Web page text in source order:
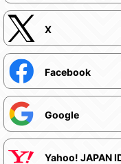
X
Facebook
Google
Yahoo! JAPAN